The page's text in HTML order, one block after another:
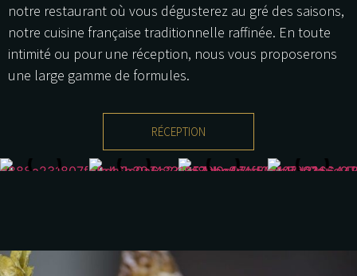
notre restaurant où vous dégusterez au gré des saisons,
notre cuisine française traditionnelle raffinée. En toute
intimité ou pour une réception, nous vous proposerons
une large gamme de formules.
RÉCEPTION